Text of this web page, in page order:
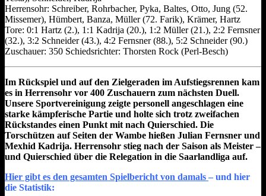
Herrensohr: Schreiber, Rohrbacher, Pyka, Baltes, Otto, Jung (52.
Missemer), Hümbert, Banza, Müller (72. Farik), Krämer, Hartz
Tore: 0:1 Hartz (2.), 1:1 Kadrija (20.), 1:2 Müller (21.), 2:2 Fernsner
(32.), 3:2 Schneider (43.), 4:2 Fernsner (88.), 5:2 Schneider (90.)
Zuschauer: 350 Schiedsrichter: Thorsten Rock (Perl-Besch)
Im Rückspiel und auf den Zielgeraden im Aufstiegsrennen kam
es in Herrensohr vor 400 Zuschauern zum nächsten Duell.
Unsere Sportvereinigung zeigte personell angeschlagen eine
starke kämpferische Partie und holte sich trotz zweifachen
Rückstandes einen Punkt mit nach Quierschied. Die
Torschützen auf Seiten der Wambe hießen Julian Fernsner und
Mexhid Kadrija. Herrensohr stieg nach der Saison als Meister –
und Quierschied über die Relegation in die Saarlandliga auf.
Hier gibt es den gesamten Spielbericht von damals – und hier
die Statistik: